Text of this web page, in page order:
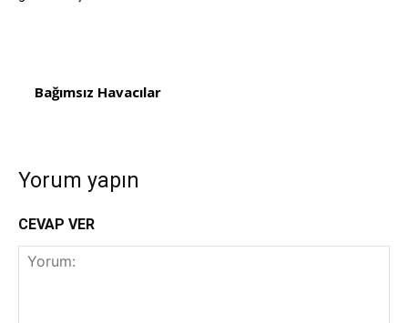
Bağımsız Havacılar
Yorum yapın
CEVAP VER